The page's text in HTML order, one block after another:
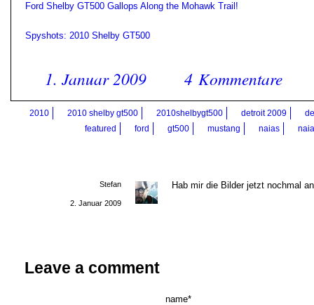
Ford Shelby GT500 Gallops Along the Mohawk Trail!
Spyshots: 2010 Shelby GT500
1. Januar 2009 4 Kommentare
2010 2010 shelby gt500 2010shelbygt500 detroit 2009
featured
ford gt500 mustang naias
Hab mir die Bilder jetzt nochmal
Stefan
2. Januar 2009
Leave a comment
name*